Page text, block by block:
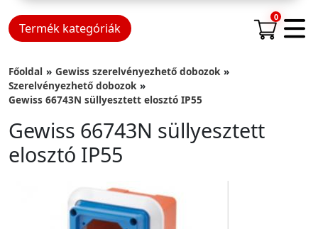
Termék kategóriák
0
Főoldal
Gewiss szerelvényezhető dobozok
Szerelvényezhető dobozok
Gewiss 66743N süllyesztett elosztó IP55
Gewiss 66743N süllyesztett
elosztó IP55